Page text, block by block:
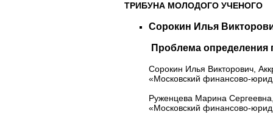
ТРИБУНА МОЛОДОГО УЧЕНОГО
Сорокин Илья
Проблема определения
Сорокин Илья Викторович,
«Московский финансово-
Руженцева Марина
«Московский финансово-